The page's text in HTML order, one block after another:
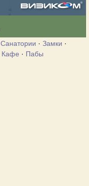
Санатории · Замки ·
Кафе · Пабы